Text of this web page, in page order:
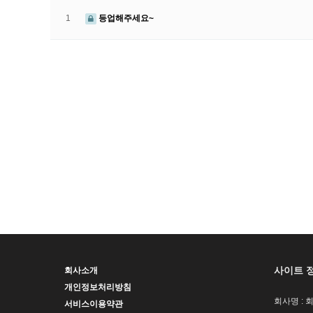
1 등업해주세요~
회사소개
개인정보처리방침
서비스이용약관
사이트
회사명 :